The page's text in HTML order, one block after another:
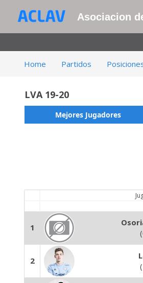
Asociacion
Home Partidos
LVA 19-20
Mejores Jugadores
1
2